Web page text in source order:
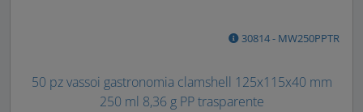
30814 - MW250PPTR
50 pz vassoi gastronomia clamshell 125x115x40 mm
250 ml 8,36 g PP trasparente